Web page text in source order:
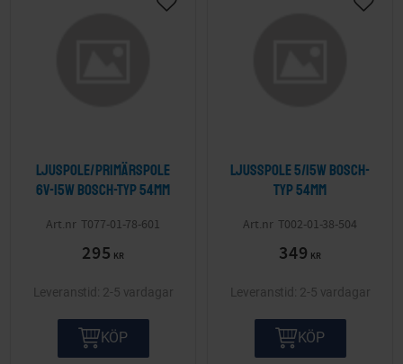
Ljuspole/Primärspole
6V-15W Bosch-typ 54mm
T077-01-78-601
295 KR
Lägg till i önskelista
2-5 vardagar
KÖP
Ljusspole 5/15W Bosch-
typ 54mm
T002-01-38-504
349 KR
Lägg
2-5 vardagar
KÖP